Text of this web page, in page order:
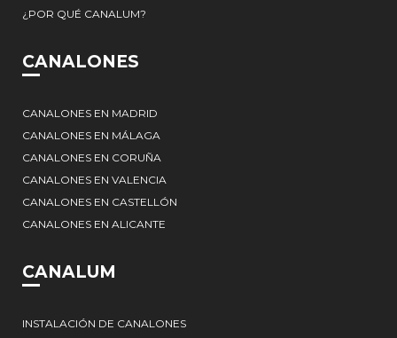
¿POR QUÉ CANALUM?
CANALONES
CANALONES EN MADRID
CANALONES EN MÁLAGA
CANALONES EN CORUÑA
CANALONES EN VALENCIA
CANALONES EN CASTELLÓN
CANALONES EN ALICANTE
CANALUM
INSTALACIÓN DE CANALONES